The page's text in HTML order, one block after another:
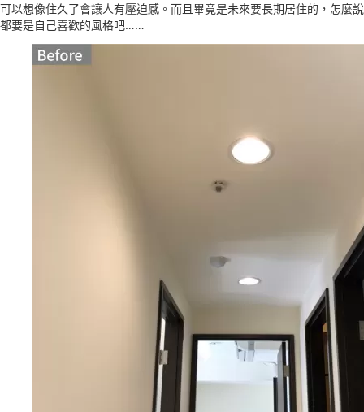
可以想像住久了會讓人有壓迫感。而且畢竟是未來要長期居住的，怎麼說
都要是自己喜歡的風格吧……